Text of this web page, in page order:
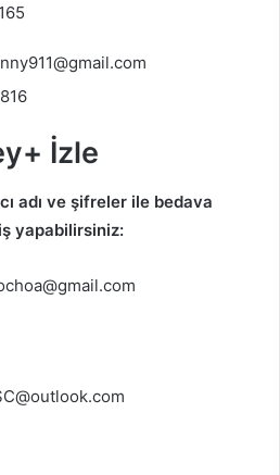
İzle
adı ve şifreler ile bedava
yapabilirsiniz: